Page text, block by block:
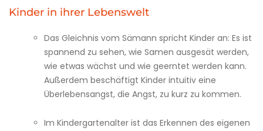
Kinder in ihrer Lebenswelt
Das Gleichnis vom Sämann spricht Kinder an: Es ist
spannend zu sehen, wie Samen ausgesät werden,
wie etwas wächst und wie geerntet werden kann.
Außerdem beschäftigt Kinder intuitiv eine
Überlebensangst, die Angst, zu kurz zu kommen.
Im Kindergartenalter ist das Erkennen des eigenen